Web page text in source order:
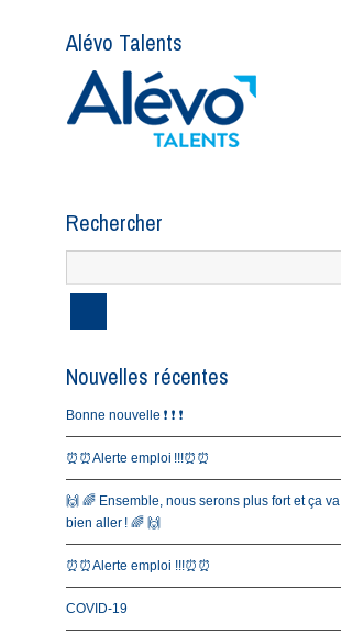
Alévo Talents
Rechercher
Nouvelles récentes
Bonne nouvelle ❗️ ❗️ ❗️
⏰⏰Alerte emploi !!!⏰⏰
🙌 🌈 Ensemble, nous serons plus fort et ça va
bien aller ! 🌈 🙌
⏰⏰Alerte emploi !!!⏰⏰
COVID-19